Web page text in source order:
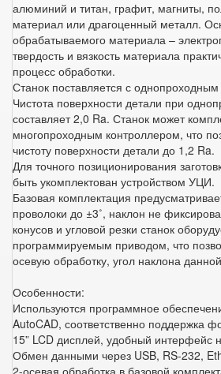
алюминий и титан, графит, магниты,
материал или драгоценный металл.
обрабатываемого материала –
твердость и вязкость материала
процесс обработки.
Станок поставляется с
Чистота поверхности детали при
составляет 2,0 Ra. Станок может
многопроходным контроллером, что
чистоту поверхности детали до 1,2 Ra.
Для точного позиционирования
быть укомплектован устройством УЦИ.
Базовая комплектация
проволоки до ±3˚, наклон не
конусов и угловой резки станок
программируемым приводом, что
осевую обработку, угол наклона
Особенности:
Используются программное
AutoCAD, соответственно поддержка
15” LCD дисплей, удобный интерфейс
Обмен данными через USB, RS-232,
2-осевая обработка в базовой